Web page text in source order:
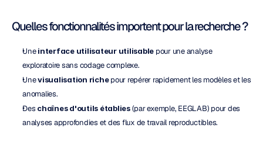
Quelles fonctionnalités importent pour la recherche ?
Une interface utilisateur utilisable pour une analyse
exploratoire sans codage complexe.
Une visualisation riche pour repérer rapidement les modèles et les
anomalies.
Des chaînes d'outils établies (par exemple, EEGLAB) pour des
analyses approfondies et des flux de travail reproductibles.